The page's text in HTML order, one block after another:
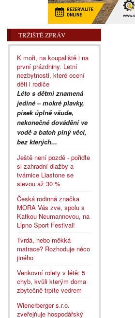
TRŽIŠTĚ ZPRÁV
K moři, na koupaliště i na
první prázdniny. Letní
nezbytnosti, které ocení
děti i rodiče
Léto s dětmi znamená
jediné – mokré plavky,
písek úplně všude,
nekonečné dovádění ve
vodě a batoh plný věcí,
bez kterých...
Ještě není pozdě - pořiďte
si zahradní dlažby a
tvárnice Liastone se
slevou až 30 %
Česká rodinná značka
MORA Vás zve, spolu s
Katkou Neumannovou, na
Lipno Sport Festival!
Tvrdá, nebo měkká
matrace? Rozhoduje něco
jiného
Venkovní rolety v létě: 5
chyb, kvůli kterým doma
zbytečně trpíte vedrem
Wienerberger s.r.o.
zveřejňuje hospodářský